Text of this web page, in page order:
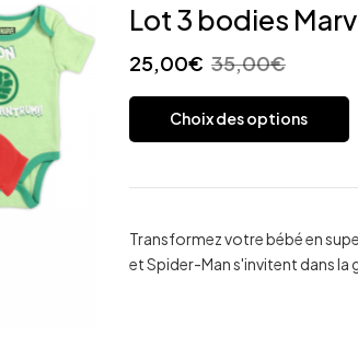
Lot 3 bodies
35,00€
25,00€
Choix des options
Transformez votre bébé en
et Spider-Man s'invitent dans la